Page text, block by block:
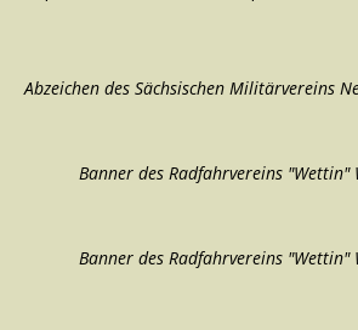
Abzeichen des Sächsischen Militärvereins
Banner des Radfahrvereins "Wettin"
Banner des Radfahrvereins "Wettin"